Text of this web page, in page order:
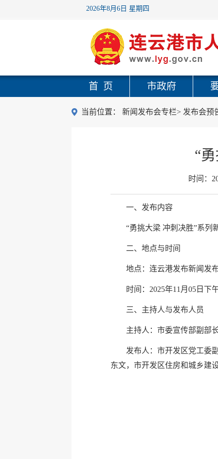
2026年8月6日 星期四
首 页 市政府
当前位置： 新闻发布会专栏> 发布会预
“
时间：
一、发布内容
“勇挑大梁 冲刺决胜”系列
二、地点与时间
地点：连云港发布新闻发
时间：2025年11月05日下
三、主持人与发布人员
主持人：市委宣传部副部
发布人：市开发区党工委
东文，市开发区住房和城乡建